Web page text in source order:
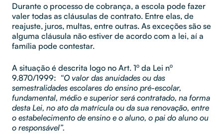
Durante o processo de cobrança, a escola pode fazer
valer todas as cláusulas de contrato. Entre elas, de
reajuste, juros, multas, entre outras. As exceções são se
alguma cláusula não estiver de acordo com a lei, aí a
família pode contestar.
A situação é descrita logo no Art. 1º da Lei nº
9.870/1999: “O valor das anuidades ou das
semestralidades escolares do ensino pré-escolar,
fundamental, médio e superior será contratado, na forma
desta Lei, no ato da matrícula ou da sua renovação, entre
o estabelecimento de ensino e o aluno, o pai do aluno ou
o responsável”.